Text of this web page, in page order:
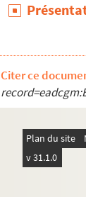
Citer ce
Plan du site
v 31.1.0